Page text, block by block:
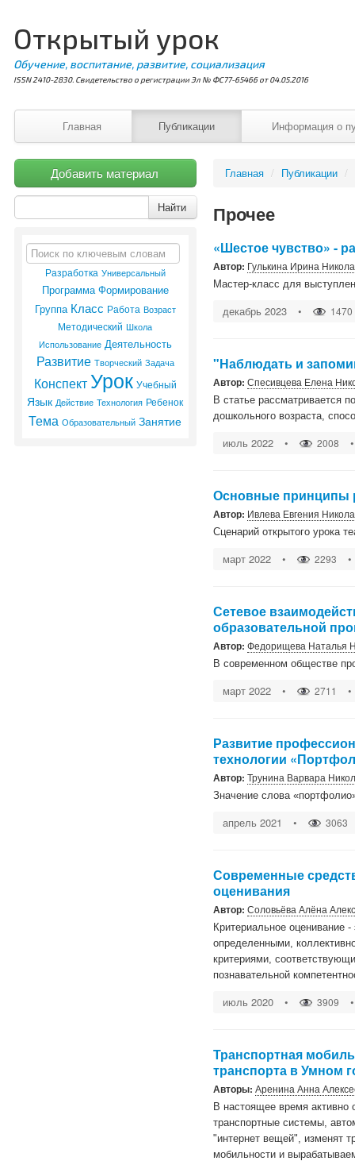
Открытый урок
Обучение, воспитание, развитие, социализация
ISSN 2410-2830. Свидетельство о регистрации Эл № ФС77-65466 от 04.05.2016
Главная Публикации Информация о
Добавить материал
Найти
Разработка Универсальный
Программа Формирование
Группа Класс Работа Возраст
Методический Школа
Использование Деятельность
Развитие Творческий Задача
Конспект Урок Учебный
Язык Действие Технология Ребенок
Тема Образовательный Занятие
Главная / Публикации /
Прочее
«Шестое чувство» -
Автор: Гулькина Ирина
Мастер-класс для
декабрь 2023 • 1470
"Наблюдать и
Автор: Спесивцева Елена
В статье рассматривается
дошкольного возраста,
июль 2022 • 2008 •
Основные принципы
Автор: Ивлева Евгения
Сценарий открытого урока
март 2022 • 2293 •
Сетевое
образовательной
Автор: Федорищева Наталья
В современном обществе
март 2022 • 2711 •
Развитие
технологии
Автор: Трунина Варвара
Значение слова
апрель 2021 • 3063
Современные
оценивания
Автор: Соловьёва Алёна
Критериальное оценивание
определенными,
критериями,
познавательной
июль 2020 • 3909 •
Транспортная
транспорта в Умном
Авторы: Аренина Анна
В настоящее время активно
транспортные системы,
"интернет вещей", изменят
мобильности и